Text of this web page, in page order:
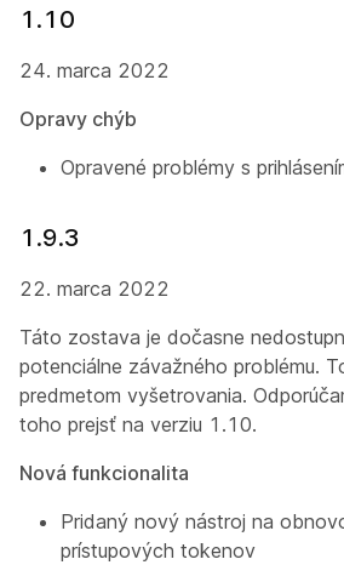
1.10
24. marca 2022
Opravy chýb
Opravené problémy s
1.9.3
22. marca 2022
Táto zostava je dočasne
potenciálne závažného problému.
predmetom vyšetrovania.
toho prejsť na verziu 1.10.
Nová funkcionalita
Pridaný nový nástroj na
prístupových tokenov